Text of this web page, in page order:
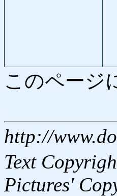
このページ
http://
Text
Pictures'